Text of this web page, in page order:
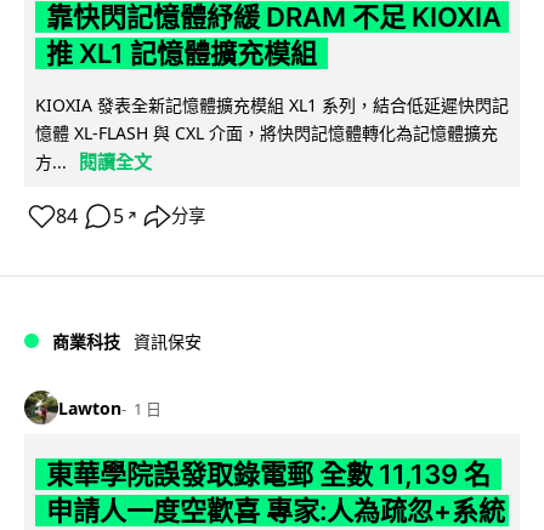
靠快閃記憶體紓緩 DRAM 不足 KIOXIA
推 XL1 記憶體擴充模組
KIOXIA 發表全新記憶體擴充模組 XL1 系列，結合低延遲快閃記
憶體 XL-FLASH 與 CXL 介面，將快閃記憶體轉化為記憶體擴充
方...
閱讀全文
84 5 ↗ 分享
商業科技 資訊保安
Lawton 1 日
東華學院誤發取錄電郵 全數 11,139 名
申請人一度空歡喜 專家:人為疏忽+系統